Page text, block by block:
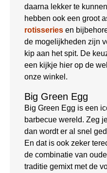
daarna lekker te
hebben ook een groot
rotisseries en
de mogelijkheden zijn
kip aan het spit. De
een kijkje hier op de
onze winkel.
Big Green Egg
Big Green Egg is een
barbecue wereld. Zeg
dan wordt er al snel
En dat is ook zeker
de combinatie van
traditie gemixt met de